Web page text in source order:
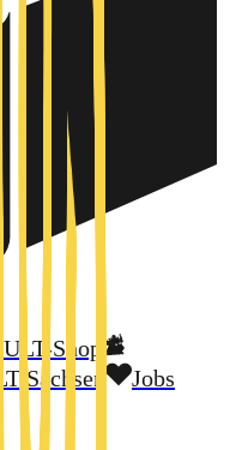
Shop
Sachsen
Jobs